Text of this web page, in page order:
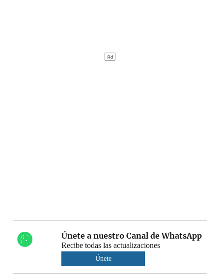
Únete a nuestro Canal de WhatsApp
Recibe todas las actualizaciones
Únete